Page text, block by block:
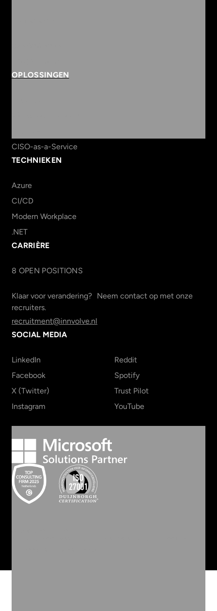
OPLOSSINGEN
CISO-as-a-Service
TECHNIEKEN
Azure
CI/CD
Modern Workplace
.NET
CARRIÈRE
8 OPEN POSITIONS
Klaar voor verandering? Neem contact op met onze
recruiters.
recruitment@innvolve.nl
SOCIAL MEDIA
LinkedIn
Facebook
X (Twitter)
Instagram
Reddit
Spotify
Trust Pilot
YouTube